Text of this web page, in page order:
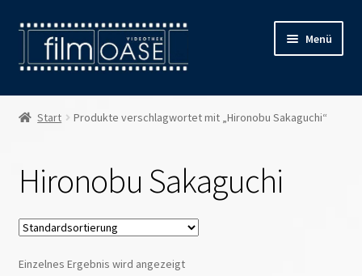
Zur
Navigation
springen
Zum
Inhalt
springen
Menü
Willkommen
Öffnungszeiten
Preise
Kontakt
Start Produkte verschlagwortet mit „Hironobu Sakaguchi“
Hironobu Sakaguchi
Einzelnes Ergebnis wird angezeigt